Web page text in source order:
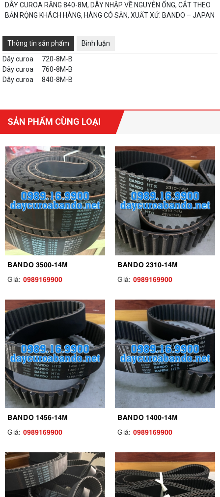
DÂY CUROA RĂNG 840-8M, DÂY NHẬP VỀ NGUYÊN ỐNG, CẮT THEO
BẢN RỘNG KHÁCH HÀNG, HÀNG CÓ SẴN, XUẤT XỨ: BANDO – JAPAN
Thông tin sản phẩm
Bình luận
Dây curoa
720-8M-B
Dây curoa
760-8M-B
Dây curoa
840-8M-B
SẢN PHẨM CÙNG LOẠI
BANDO 3500-14M
Giá: 0989169900
BANDO 2310-14M
Giá: 0989169900
BANDO 1456-14M
Giá: 0989169900
BANDO 1400-14M
Giá: 0989169900